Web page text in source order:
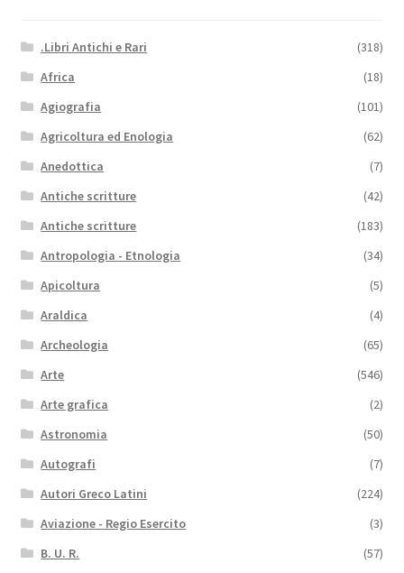
.Libri Antichi e Rari
(318)
Africa
(18)
Agiografia
(101)
Agricoltura ed Enologia
(62)
Anedottica
(7)
Antiche scritture
(42)
Antiche scritture
(183)
Antropologia - Etnologia
(34)
Apicoltura
(5)
Araldica
(4)
Archeologia
(65)
Arte
(546)
Arte grafica
(2)
Astronomia
(50)
Autografi
(7)
Autori Greco Latini
(224)
Aviazione - Regio Esercito
(3)
B. U. R.
(57)